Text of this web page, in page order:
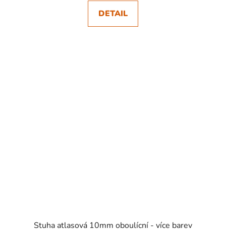
DETAIL
Stuha atlasová 10mm oboulícní - více barev